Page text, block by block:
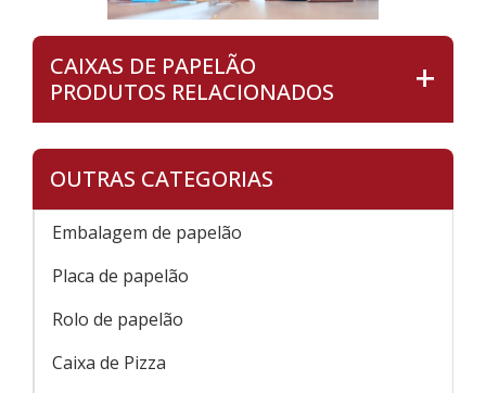
CAIXAS DE PAPELÃO
PRODUTOS RELACIONADOS
OUTRAS CATEGORIAS
Embalagem de papelão
Placa de papelão
Rolo de papelão
Caixa de Pizza